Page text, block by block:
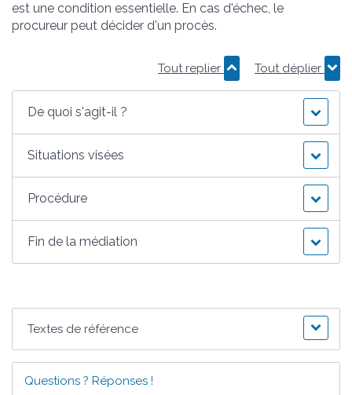
est une condition essentielle. En cas d'échec, le
procureur peut décider d'un procès.
Tout replier Tout déplier
De quoi s'agit-il ?
Situations visées
Procédure
Fin de la médiation
Textes de référence
Questions ? Réponses !